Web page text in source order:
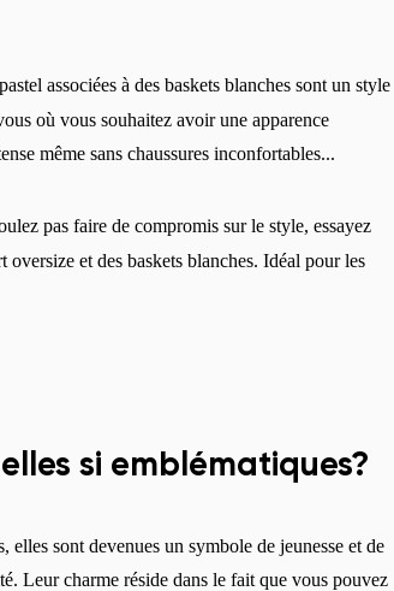
associées à des baskets blanches sont un style
où vous souhaitez avoir une apparence
même sans chaussures inconfortables...
pas faire de compromis sur le style, essayez
et des baskets blanches. Idéal pour les
si emblématiques?
elles sont devenues un symbole de jeunesse et de
Leur charme réside dans le fait que vous pouvez